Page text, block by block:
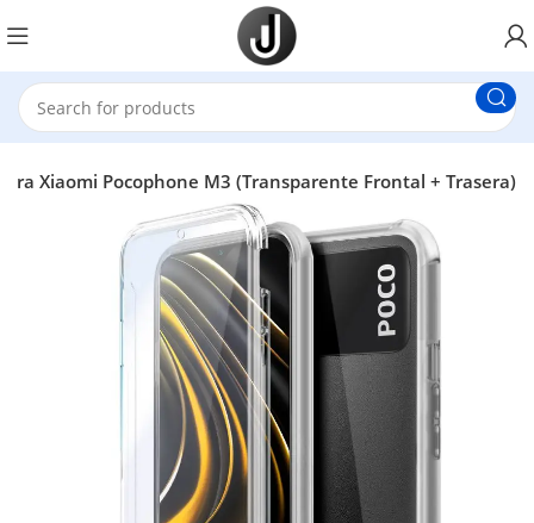
Xiaomi Pocophone M3 (Transparente Frontal + Trasera)